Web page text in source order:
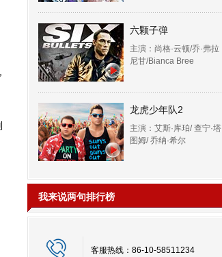
六颗子弹
主演：尚格·云顿/乔·弗拉
尼甘/Bianca Bree
龙虎少年队2
主演：艾斯·库珀/ 查宁·塔
图姆/ 乔纳·希尔
我来说两句排行榜
客服热线：86-10-58511234